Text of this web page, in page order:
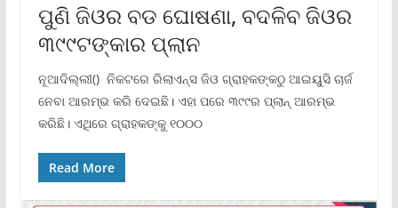
ପୁଣି ଜିଓର ବଡ ଘୋଷଣା, ବଦଳିବ ଜିଓର
୩୯୯ଟଙ୍କାର ପ୍ଲାନ
ନୂଆଦିଲ୍ଲୀ() ନିକଟରେ ରିଲାଏନ୍ସ ଜିଓ ଗ୍ରାହକଙ୍କଠୁ ଆଇୟୁସି ଚାର୍ଜ
ନେବା ଆରମ୍ଭ କରି ଦେଇଛି। ଏହା ପରେ ୩୯୯ର ପ୍ଲାନ୍ ଆରମ୍ଭ
କରିଛି। ଏଥିରେ ଗ୍ରାହକଙ୍କୁ ୧୦୦୦
Read More